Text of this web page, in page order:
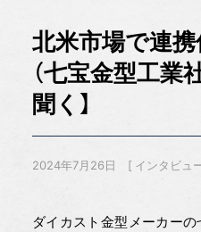
北米市場で連
（七宝金型工業
聞く】
2024年7月26日 インタビュ
ダイカスト金型メーカーの